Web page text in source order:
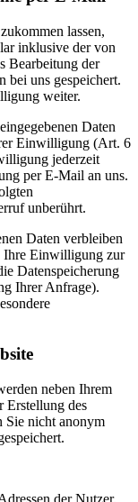
lassen,
inklusive der von
Bearbeitung der
bei uns gespeichert.
weiter.
Daten
Einwilligung (Art. 6
jederzeit
per E-Mail an uns.
unberührt.
Daten verbleiben
Ihre Einwilligung zur
Datenspeicherung
Ihrer Anfrage).
neben Ihrem
Erstellung des
Sie nicht anonym
der Nutzer,